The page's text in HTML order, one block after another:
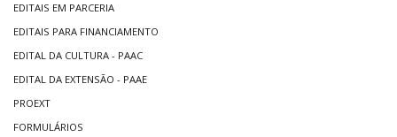
EDITAIS EM PARCERIA
EDITAIS PARA FINANCIAMENTO
EDITAL DA CULTURA - PAAC
EDITAL DA EXTENSÃO - PAAE
PROEXT
FORMULÁRIOS